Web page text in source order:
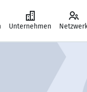
Unternehmen